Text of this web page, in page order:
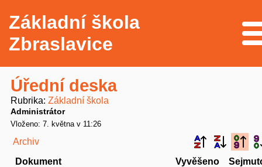
Základní škola
Zbraslavice
Úřední deska
Rubrika Základní škola
Administrátor
Vloženo: 7. května v 11:26
Archiv
Dokument
Vyvěšeno